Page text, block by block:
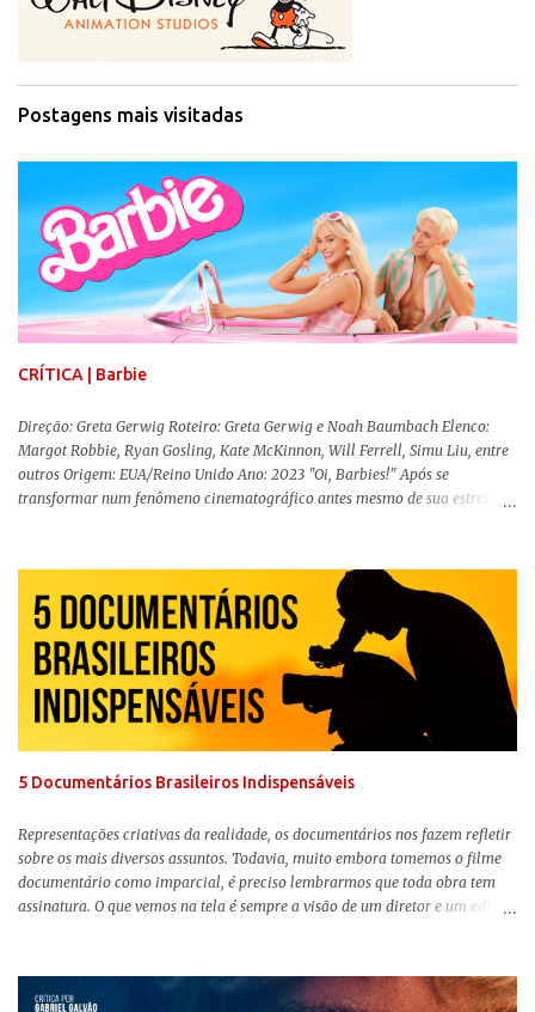
Postagens mais visitadas
CRÍTICA | Barbie
Direção: Greta Gerwig Roteiro: Greta Gerwig e Noah Baumbach Elenco:
Margot Robbie, Ryan Gosling, Kate McKinnon, Will Ferrell, Simu Liu, entre
outros Origem: EUA/Reino Unido Ano: 2023 "Oi, Barbies!" Após se
transformar num fenômeno cinematográfico antes mesmo de sua estreia,
lançamento, posso afirmar que o longa, dirigido por Greta Gerwig (
Adoráveis Mulheres ) prometeu tudo e entregou mais ainda, se provando o
filme do ano até aqui. Repleto de criatividade, humor e sem medo de não se
levar a sério, a produção aborda temas complexos com críticas potentes. Já
conhecida por sua filmografia feminista, Gerwig traz uma reflexão de
como a Barbie se encaixa no mundo moderno, desenvolvendo a
importância e o impacto, positivo ou negativo, da boneca na vida das
pessoas. Isso tudo com um sentimento de nostalgia multigeracional. Na
5 Documentários Brasileiros Indispensáveis
Representações criativas da realidade, os documentários nos fazem refletir
sobre os mais diversos assuntos. Todavia, muito embora tomemos o filme
documentário como imparcial, é preciso lembrarmos que toda obra tem
assinatura. O que vemos na tela é sempre a visão de um diretor e um editor
sempre importante levarmos em conta quem assina e qual a função social
da obra. O cinema brasileiro é celeiro de grandes documentaristas, muitos